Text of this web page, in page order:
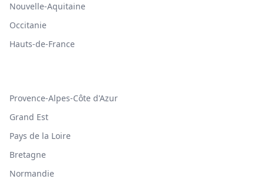
Nouvelle-Aquitaine
Occitanie
Hauts-de-France
Provence-Alpes-Côte d'Azur
Grand Est
Pays de la Loire
Bretagne
Normandie